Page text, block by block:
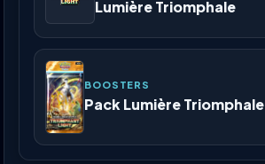
Lumière Triomphale
BOOSTERS
Pack Lumière Triomphale